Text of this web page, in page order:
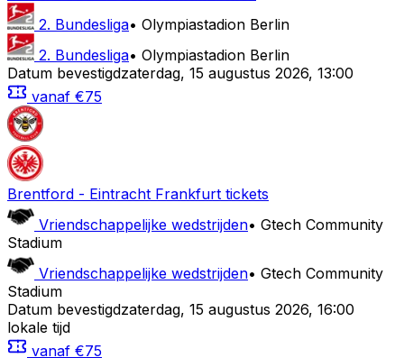
2. Bundesliga• Olympiastadion Berlin
2. Bundesliga• Olympiastadion Berlin
Datum bevestigdzaterdag, 15 augustus 2026, 13:00
vanaf €75
Brentford - Eintracht Frankfurt tickets
Vriendschappelijke wedstrijden• Gtech Community
Stadium
Vriendschappelijke wedstrijden• Gtech Community
Stadium
Datum bevestigdzaterdag, 15 augustus 2026, 16:00
lokale tijd
vanaf €75